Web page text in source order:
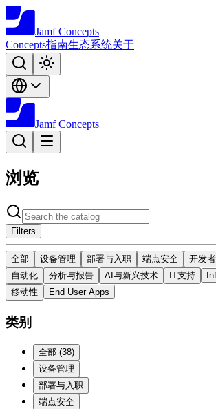
Jamf Concepts
Concepts指南生态系统关于
Jamf Concepts
浏览
Filters
全部 设备管理 部署与入职 端点安全 开发
自动化
分析与报告 AI与新兴技术 IT支持
移动性
End User Apps
类别
全部 (38)
设备管理
部署与入职
端点安全